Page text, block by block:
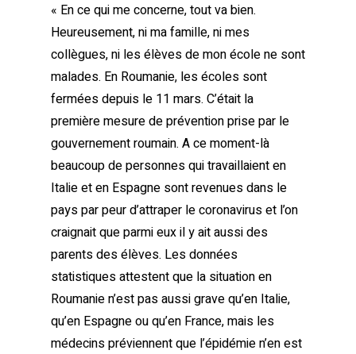
« En ce qui me concerne, tout va bien.
Heureusement, ni ma famille, ni mes
collègues, ni les élèves de mon école ne sont
malades. En Roumanie, les écoles sont
fermées depuis le 11 mars. C’était la
première mesure de prévention prise par le
gouvernement roumain. A ce moment-là
beaucoup de personnes qui travaillaient en
Italie et en Espagne sont revenues dans le
pays par peur d’attraper le coronavirus et l’on
craignait que parmi eux il y ait aussi des
parents des élèves. Les données
statistiques attestent que la situation en
Roumanie n’est pas aussi grave qu’en Italie,
qu’en Espagne ou qu’en France, mais les
médecins préviennent que l’épidémie n’en est